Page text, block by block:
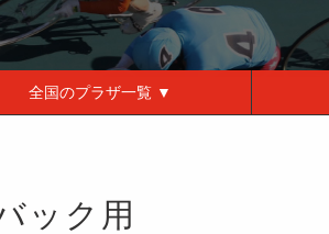
全国のプラザ一覧 ▼
ック用